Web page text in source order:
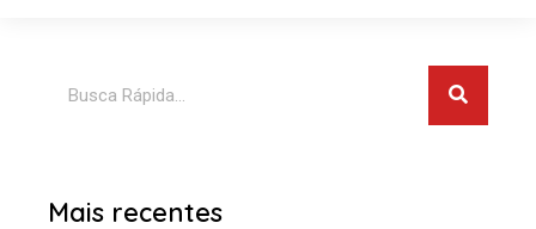
Mais recentes